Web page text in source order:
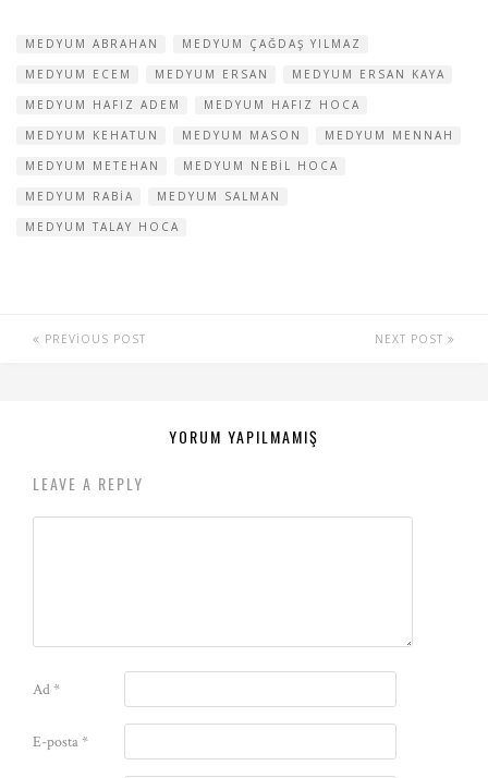
MEDYUM ABRAHAN
MEDYUM ÇAĞDAŞ YILMAZ
MEDYUM ECEM
MEDYUM ERSAN
MEDYUM ERSAN KAYA
MEDYUM HAFIZ ADEM
MEDYUM HAFIZ HOCA
MEDYUM KEHATUN
MEDYUM MASON
MEDYUM MENNAH
MEDYUM METEHAN
MEDYUM NEBIL HOCA
MEDYUM RABIA
MEDYUM SALMAN
MEDYUM TALAY HOCA
PREVIOUS POST NEXT POST
YORUM YAPILMAMIŞ
LEAVE A REPLY
Ad*
E-posta*